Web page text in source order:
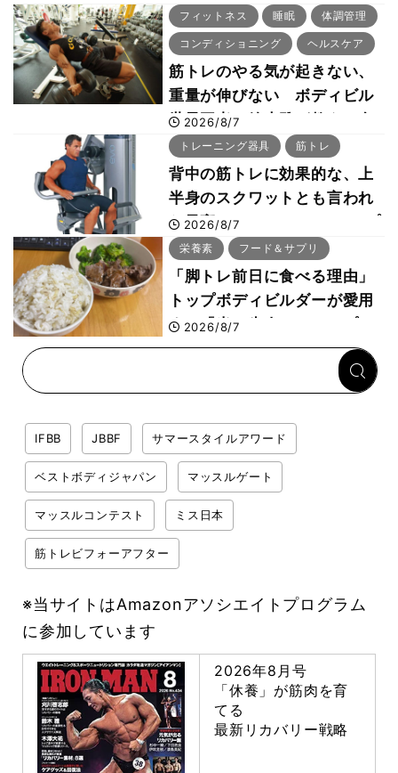
「回復習慣」
フィットネス 睡眠 体調管理
コンディショニング ヘルスケア
筋トレのやる気が起きない、
重量が伸びない ボディビル
世界王者・鈴木雅が教える食
事・睡眠・呼吸の整え方
2026/8/7
トレーニング器具 筋トレ
背中の筋トレに効果的な、上
半身のスクワットとも言われ
た最高マシン“ノーチラス・プ
ルオーバーマシン”とは？
2026/8/7
栄養素 フード＆サプリ
「脚トレ前日に食べる理由」
トップボディビルダーが愛用
する「米＋牛肉」のシンプル
回復メシとは？
2026/8/7
IFBB JBBF サマースタイルアワード
ベストボディジャパン マッスルゲート
マッスルコンテスト ミス日本
筋トレビフォーアフター
※当サイトはAmazonアソシエイトプログラム
に参加しています
2026年8月号
「休養」が筋肉を育
てる
最新リカバリー戦略